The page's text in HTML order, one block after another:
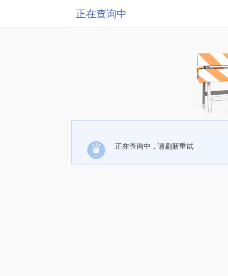
正在查询中
正在查询中，请刷新重试